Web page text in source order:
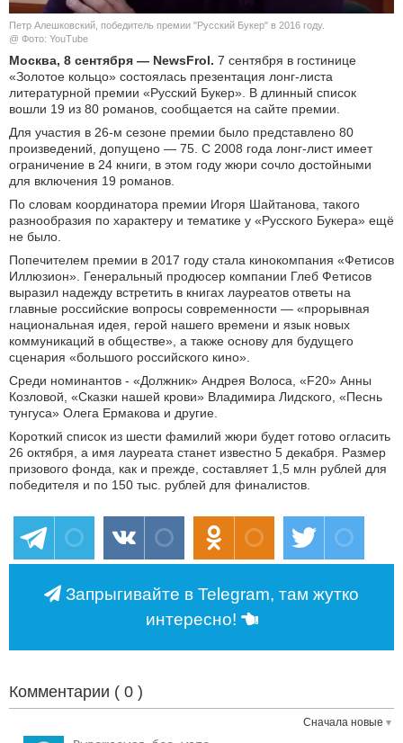
АВТО И МОТО
ЭГОИЗМ
БЛОГ
Петр Алешковский, победитель премии "Русский Букер" в 2016 году.
@ Фото: YouTube
Москва, 8 сентября — NewsFrol. 7 сентября в гостинице
«Золотое кольцо» состоялась презентация лонг-листа
литературной премии «Русский Букер». В длинный список
вошли 19 из 80 романов, сообщается на сайте премии.
Для участия в 26-м сезоне премии было представлено 80
произведений, допущено — 75. С 2008 года лонг-лист имеет
ограничение в 24 книги, в этом году жюри сочло достойными
для включения 19 романов.
По словам координатора премии Игоря Шайтанова, такого
разнообразия по характеру и тематике у «Русского Букера» ещё
не было.
Попечителем премии в 2017 году стала кинокомпания «Фетисов
Иллюзион». Генеральный продюсер компании Глеб Фетисов
выразил надежду встретить в книгах лауреатов ответы на
главные российские вопросы современности — «прорывная
национальная идея, герой нашего времени и язык новых
коммуникаций в обществе», а также основу для будущего
сценария «большого российского кино».
Среди номинантов - «Должник» Андрея Волоса, «F20» Анны
Козловой, «Сказки нашей крови» Владимира Лидского, «Песнь
тунгуса» Олега Ермакова и другие.
Короткий список из шести фамилий жюри будет готово огласить
26 октября, а имя лауреата станет известно 5 декабря. Размер
призового фонда, как и прежде, составляет 1,5 млн рублей для
победителя и по 150 тыс. рублей для финалистов.
Запрыгивайте в Telegram, там жутко
интересно!
Комментарии ( 0 )
Сначала новые